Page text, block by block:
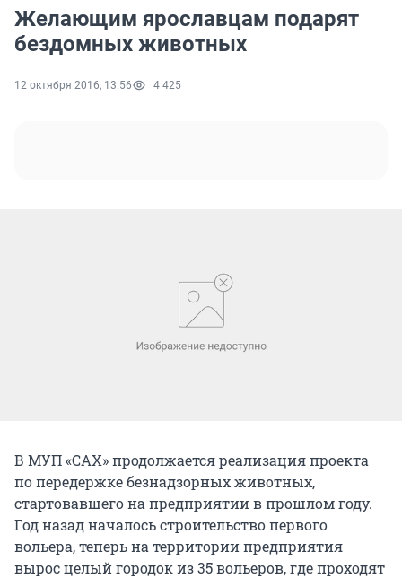
Желающим ярославцам подарят
бездомных животных
12 октября 2016, 13:56 4 425
В МУП «САХ» продолжается реализация проекта
по передержке безнадзорных животных,
стартовавшего на предприятии в прошлом году.
Год назад началось строительство первого
вольера, теперь на территории предприятия
вырос целый городок из 35 вольеров, где проходят